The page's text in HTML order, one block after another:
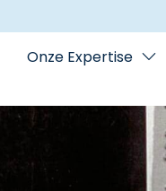
Onze Expertise